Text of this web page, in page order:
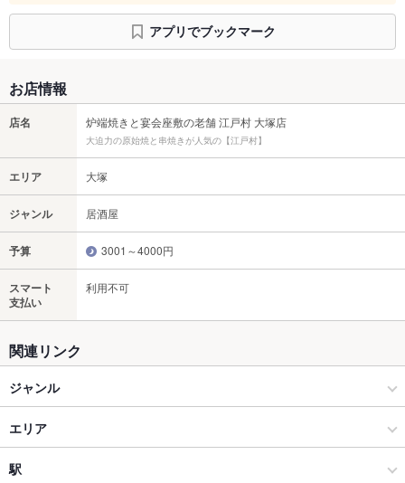
アプリでブックマーク
お店情報
店名 炉端焼きと宴会座敷の老舗 江戸村 大塚店
大迫力の原始焼と串焼きが人気の【江戸村】
エリア 大塚
ジャンル 居酒屋
予算 3001～4000円
スマート
支払い
利用不可
関連リンク
ジャンル
居酒屋
創作
エリア
大塚
駅